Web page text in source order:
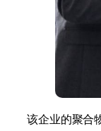
该企业的聚合